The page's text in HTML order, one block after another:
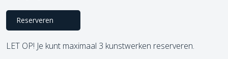
Reserveren
LET OP! Je kunt maximaal 3 kunstwerken reserveren.